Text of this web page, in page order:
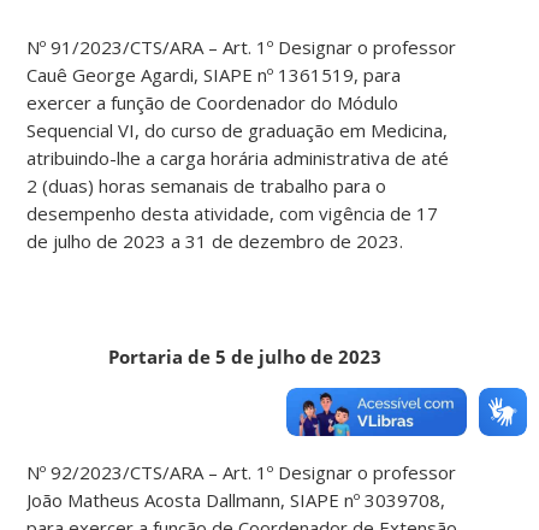
Nº 91/2023/CTS/ARA – Art. 1º Designar o professor
Cauê George Agardi, SIAPE nº 1361519, para
exercer a função de Coordenador do Módulo
Sequencial VI, do curso de graduação em Medicina,
atribuindo-lhe a carga horária administrativa de até
2 (duas) horas semanais de trabalho para o
desempenho desta atividade, com vigência de 17
de julho de 2023 a 31 de dezembro de 2023.
Portaria de 5 de julho de 2023
Nº 92/2023/CTS/ARA – Art. 1º Designar o professor
João Matheus Acosta Dallmann, SIAPE nº 3039708,